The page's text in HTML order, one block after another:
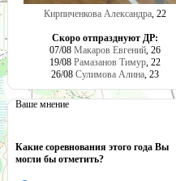
Кирпиченкова Александра, 22
Скоро отпразднуют ДР:
07/08 Макаров Евгений, 26
19/08 Рамазанов Тимур, 22
26/08 Сулимова Алина, 23
Ваше мнение
Какие соревнования этого года Вы
могли бы отметить?